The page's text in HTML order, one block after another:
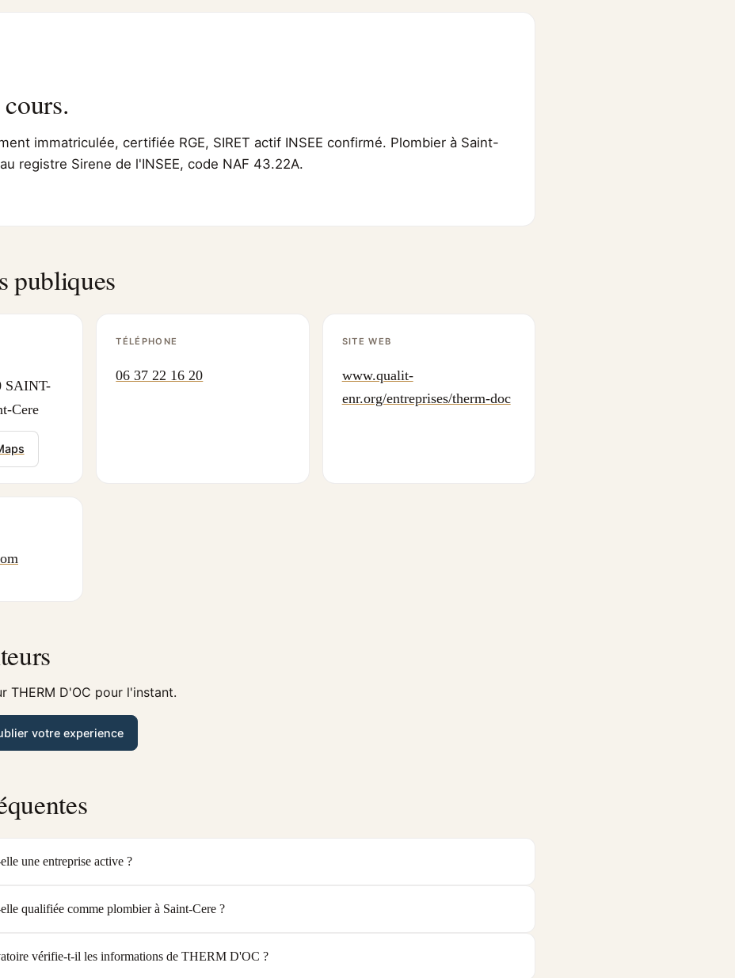
immatriculée, certifiée RGE, SIRET actif INSEE confirmé. Plombier à Saint-
registre Sirene de l'INSEE, code NAF 43.22A.
publiques
SAINT-
Cere
TÉLÉPHONE
06 37 22 16 20
SITE WEB
www.qualit-
enr.org/entreprises/therm-doc
THERM D'OC pour l'instant.
votre experience
une entreprise active ?
qualifiée comme plombier à Saint-Cere ?
vérifie-t-il les informations de THERM D'OC ?